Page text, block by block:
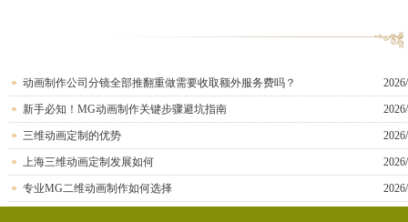
动画制作公司分镜全部推翻重做需要收取额外服务费吗？
新手必知！MG动画制作关键步骤避坑指南
三维动画定制的优势
上海三维动画定制发展如何
专业MG二维动画制作如何选择